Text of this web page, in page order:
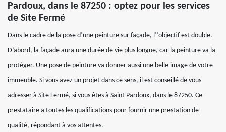
Pardoux, dans le 87250 : optez pour les services
de Site Fermé
Dans le cadre de la pose d’une peinture sur façade, l’’objectif est double.
D’abord, la façade aura une durée de vie plus longue, car la peinture va la
protéger. Une pose de peinture va donner aussi une belle image de votre
immeuble. Si vous avez un projet dans ce sens, il est conseillé de vous
adresser à Site Fermé, si vous êtes à Saint Pardoux, dans le 87250. Ce
prestataire a toutes les qualifications pour fournir une prestation de
qualité, répondant à vos attentes.